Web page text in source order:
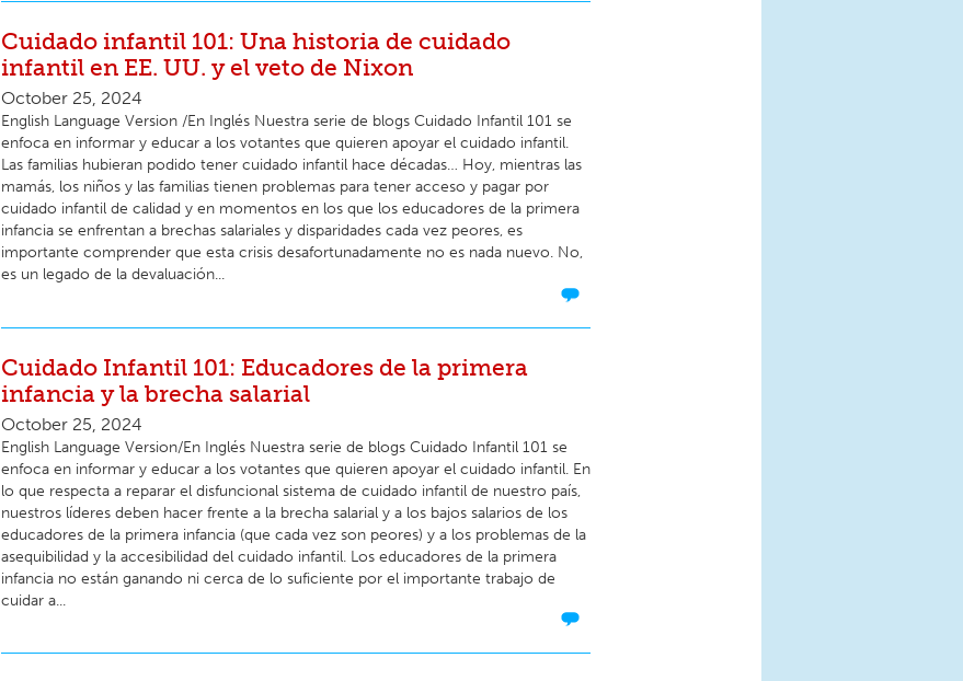
Cuidado infantil 101: Una historia de cuidado
infantil en EE. UU. y el veto de Nixon
October 25, 2024
English Language Version /En Inglés Nuestra serie de blogs Cuidado Infantil 101 se
enfoca en informar y educar a los votantes que quieren apoyar el cuidado infantil.
Las familias hubieran podido tener cuidado infantil hace décadas… Hoy, mientras las
mamás, los niños y las familias tienen problemas para tener acceso y pagar por
cuidado infantil de calidad y en momentos en los que los educadores de la primera
infancia se enfrentan a brechas salariales y disparidades cada vez peores, es
importante comprender que esta crisis desafortunadamente no es nada nuevo. No,
es un legado de la devaluación...
Cuidado Infantil 101: Educadores de la primera
infancia y la brecha salarial
October 25, 2024
English Language Version/En Inglés Nuestra serie de blogs Cuidado Infantil 101 se
enfoca en informar y educar a los votantes que quieren apoyar el cuidado infantil. En
lo que respecta a reparar el disfuncional sistema de cuidado infantil de nuestro país,
nuestros líderes deben hacer frente a la brecha salarial y a los bajos salarios de los
educadores de la primera infancia (que cada vez son peores) y a los problemas de la
asequibilidad y la accesibilidad del cuidado infantil. Los educadores de la primera
infancia no están ganando ni cerca de lo suficiente por el importante trabajo de
cuidar a...